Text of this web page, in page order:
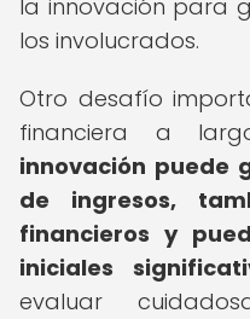
la innovación para
los involucrados.
Otro desafío
financiera a
innovación puede
de ingresos,
financieros y
iniciales
evaluar